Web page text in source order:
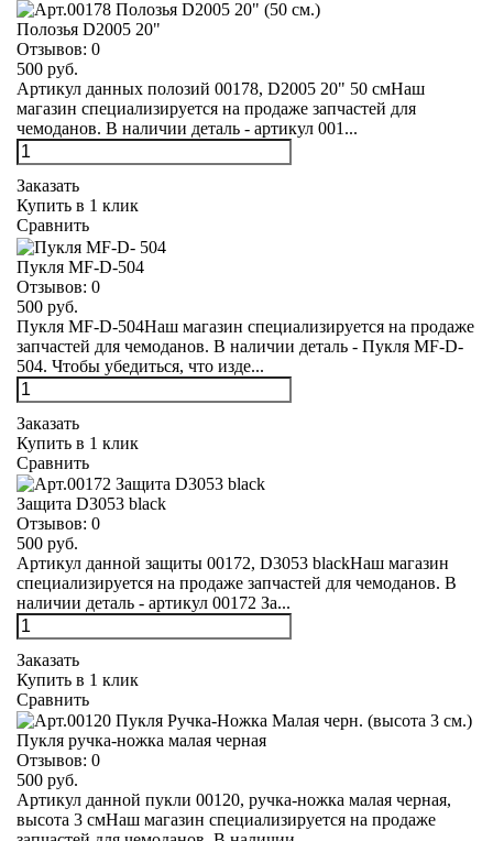
Полозья D2005 20"
Отзывов: 0
500 руб.
Артикул данных полозий 00178, D2005 20" 50 смНаш
магазин специализируется на продаже запчастей для
чемоданов. В наличии деталь - артикул 001...
Заказать
Купить в 1 клик
Сравнить
Пукля MF-D-504
Отзывов: 0
500 руб.
Пукля MF-D-504Наш магазин специализируется на продаже
запчастей для чемоданов. В наличии деталь - Пукля MF-D-
504. Чтобы убедиться, что изде...
Заказать
Купить в 1 клик
Сравнить
Защита D3053 black
Отзывов: 0
500 руб.
Артикул данной защиты 00172, D3053 blackНаш магазин
специализируется на продаже запчастей для чемоданов. В
наличии деталь - артикул 00172 За...
Заказать
Купить в 1 клик
Сравнить
Пукля ручка-ножка малая черная
Отзывов: 0
500 руб.
Артикул данной пукли 00120, ручка-ножка малая черная,
высота 3 смНаш магазин специализируется на продаже